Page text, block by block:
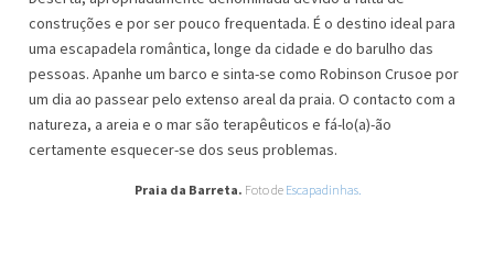
construções e por ser pouco frequentada. É o destino ideal para
uma escapadela romântica, longe da cidade e do barulho das
pessoas. Apanhe um barco e sinta-se como Robinson Crusoe por
um dia ao passear pelo extenso areal da praia. O contacto com a
natureza, a areia e o mar são terapêuticos e fá-lo(a)-ão
certamente esquecer-se dos seus problemas.
Praia da Barreta. Foto de Escapadinhas.